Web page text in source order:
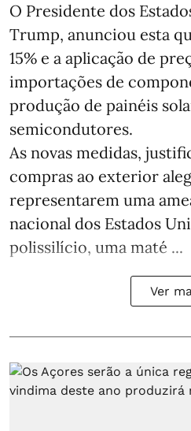
O Presidente dos
Trump, anunciou esta
15% e a aplicação de
importações de
produção de painéis
semicondutores.
As novas medidas,
compras ao exterior
representarem uma
nacional dos Estados
polissilício, uma maté ...
Ver